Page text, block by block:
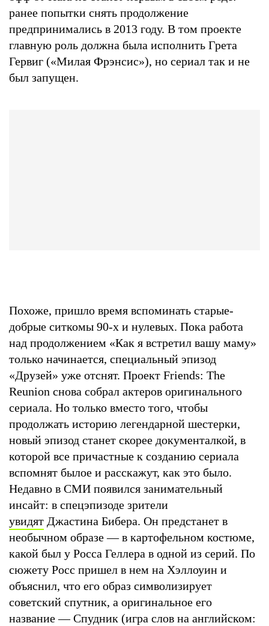
ранее попытки снять продолжение
предпринимались в 2013 году. В том проекте
главную роль должна была исполнить Грета
Гервиг («Милая Фрэнсис»), но сериал так и не
был запущен.
Похоже, пришло время вспоминать старые-
добрые ситкомы 90-х и нулевых. Пока работа
над продолжением «Как я встретил вашу маму»
только начинается, специальный эпизод
«Друзей» уже отснят. Проект Friends: The
Reunion снова собрал актеров оригинального
сериала. Но только вместо того, чтобы
продолжать историю легендарной шестерки,
новый эпизод станет скорее документалкой, в
которой все причастные к созданию сериала
вспомнят былое и расскажут, как это было.
Недавно в СМИ появился занимательный
инсайт: в спецэпизоде зрители
увидят Джастина Бибера. Он предстанет в
необычном образе — в картофельном костюме,
какой был у Росса Геллера в одной из серий. По
сюжету Росс пришел в нем на Хэллоуин и
объяснил, что его образ символизирует
советский спутник, а оригинальное его
название — Спудник (игра слов на английском: